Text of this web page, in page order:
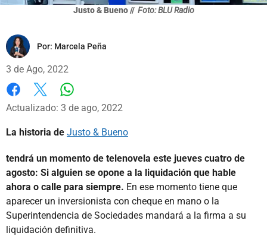
Justo & Bueno // Foto: BLU Radio
Por: Marcela Peña
3 de Ago, 2022
Facebook
X
Actualizado: 3 de ago, 2022
La historia de Justo & Bueno
tendrá un momento de telenovela este jueves cuatro de
agosto: Si alguien se opone a la liquidación que hable
ahora o calle para siempre. En ese momento tiene que
aparecer un inversionista con cheque en mano o la
Superintendencia de Sociedades mandará a la firma a su
liquidación definitiva.